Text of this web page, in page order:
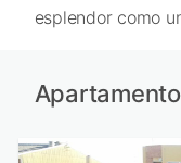
esplendor como